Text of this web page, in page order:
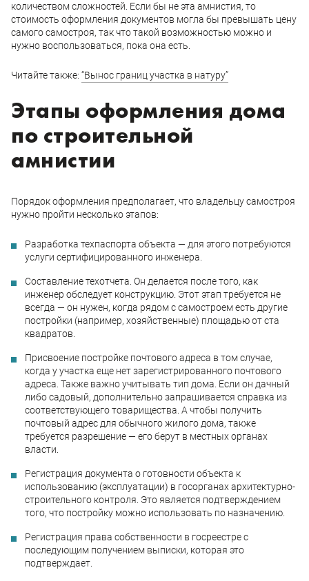
количеством сложностей. Если бы не эта амнистия, то
стоимость оформления документов могла бы превышать цену
самого самостроя, так что такой возможностью можно и
нужно воспользоваться, пока она есть.
Читайте также: “Вынос границ участка в натуру”
Этапы оформления дома
по строительной
амнистии
Порядок оформления предполагает, что владельцу самостроя
нужно пройти несколько этапов:
Разработка техпаспорта объекта — для этого потребуются
услуги сертифицированного инженера.
Составление техотчета. Он делается после того, как
инженер обследует конструкцию. Этот этап требуется не
всегда — он нужен, когда рядом с самостроем есть другие
постройки (например, хозяйственные) площадью от ста
квадратов.
Присвоение постройке почтового адреса в том случае,
когда у участка еще нет зарегистрированного почтового
адреса. Также важно учитывать тип дома. Если он дачный
либо садовый, дополнительно запрашивается справка из
соответствующего товарищества. А чтобы получить
почтовый адрес для обычного жилого дома, также
требуется разрешение — его берут в местных органах
власти.
Регистрация документа о готовности объекта к
использованию (эксплуатации) в госорганах архитектурно-
строительного контроля. Это является подтверждением
того, что постройку можно использовать по назначению.
Регистрация права собственности в госреестре с
последующим получением выписки, которая это
подтверждает.